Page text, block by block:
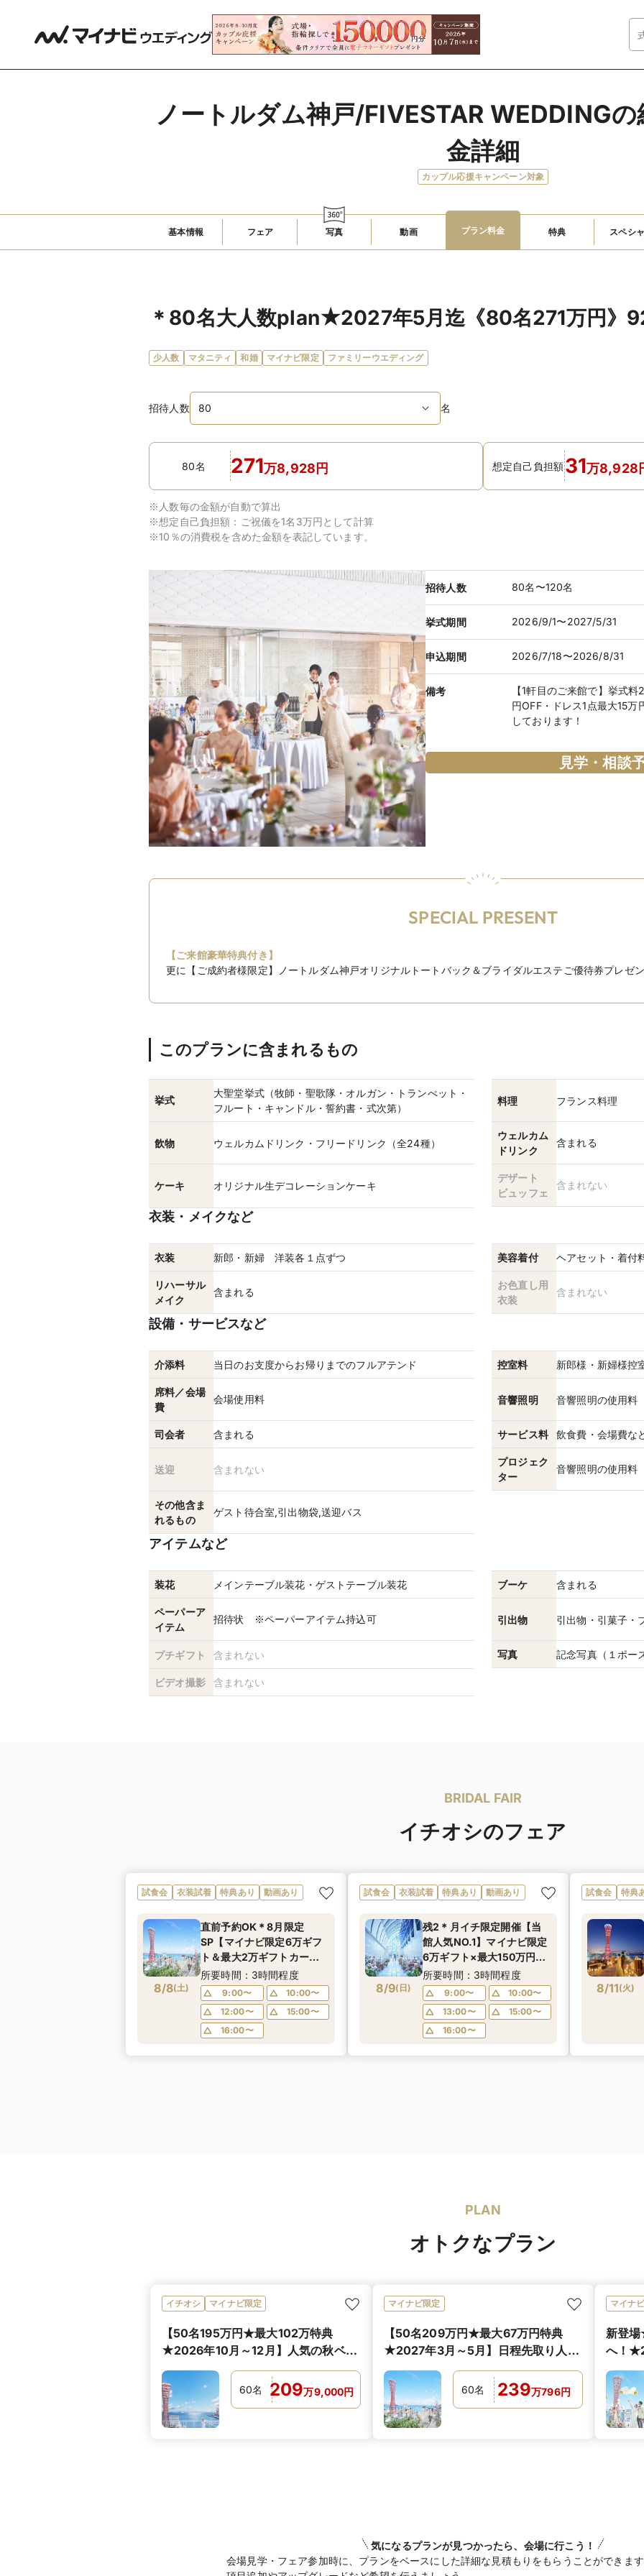
ノートルダム神戸/FIVESTAR WEDDING
金詳細
カップル応援キャンペーン対象
基本情報 フェア 写真 動画 プラン料金 特典 スペシ
＊80名大人数plan★2027年5月迄《80名271万円》
少人数 マタニティ 和婚 マイナビ限定 ファミリーウエディング
招待人数 名
80名 271万8,928 円 想定自己負担額31万8,928
※人数毎の金額が自動で算出
※想定自己負担額： ご祝儀を1名3万円として計算
※10％の消費税を含めた金額を表記しています。
招待人数 80名〜120名
挙式期間 2026/9/1〜2027/5/31
申込期間 2026/7/18〜2026/8/31
備考
【1軒目のご来館で】挙式
円OFF・ドレス1点最大15
しております！
見学・相談
SPECIAL PRESENT
【ご来館豪華特典付き】
更に【ご成約者様限定】ノートルダム神戸オリジナルトートバック＆ブライダルエステご優待券プレゼ
このプランに含まれるもの
挙式
大聖堂挙式（牧師・聖歌隊・オルガン・トランぺット・
フルート・キャンドル・誓約書・式次第）
料理 フランス料理
飲物 ウェルカムドリンク・フリードリンク（全24種）
ウェルカム
ドリンク
含まれる
ケーキ オリジナル生デコレーションケーキ
デザート
ビュッフェ
含まれない
衣装・メイクなど
衣装 新郎・新婦 洋装各１点ずつ 美容着付 ヘアセット・着付
リハーサル
メイク
含まれる
お色直し用
衣装
含まれない
設備・サービスなど
介添料 当日のお支度からお帰りまでのフルアテンド 控室料 新郎様・新婦様控
席料／会場
費
会場使用料 音響照明 音響照明の使用料
司会者 含まれる サービス料 飲食費・会場費な
送迎 含まれない
プロジェク
ター
音響照明の使用料
その他含ま
れるもの
ゲスト待合室,引出物袋,送迎バス
アイテムなど
装花 メインテーブル装花・ゲストテーブル装花 ブーケ 含まれる
ペーパーア
イテム
招待状 ※ペーパーアイテム持込可 引出物 引出物・引菓子・
プチギフト 含まれない 写真 記念写真（１ポー
ビデオ撮影 含まれない
BRIDAL FAIR
イチオシのフェア
試食会 衣装試着 特典あり 動画あり
8/8(土)
直前予約OK＊8月限定
SP【マイナビ限定6万ギフ
ト＆最大2万ギフトカー
ド】挙式料プレゼント&ド
レス1着無料×最大150万特
典◎ミシュランキー獲得★
豪華4万コース試食＆新作
ドレス試着♪
所要時間：3時間程度
9:00〜
10:00〜
12:00〜
15:00〜
16:00〜
試食会 衣装試着 特典あり 動画あり
8/9( 日)
残2＊月イチ限定開催【当
館人気NO.1】マイナビ限定
6万ギフト×最大150万円特
典ご優待◎和牛試食×人気
演出×新作ドレス試着
所要時間：3時間程度
9:00〜
10:00〜
13:00〜
15:00〜
16:00〜
試食会 特典
8/11(火)
PLAN
オトクなプラン
イチオシ マイナビ限定
【50名195万円★最大102万特典
★2026年10月～12月】人気の秋ベス
トシーズンプラン！
60名 209万9,000円
マイナビ限定
【50名209万円★最大67万円特典
★2027年3月～5月】日程先取り人気
の春ベストシーズンプラン！
60名 239万796円
マイナ
新登
へ！
裳半額
気になるプランが見つかったら、会場に行こう！
会場見学・フェア参加時に、プランをベースにした詳細な見積もりをもらうことができま